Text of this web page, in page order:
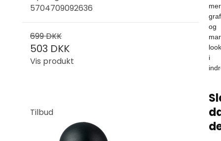
5704709092636
699 DKK
503 DKK
Vis produkt
Tilbud
og
look
i